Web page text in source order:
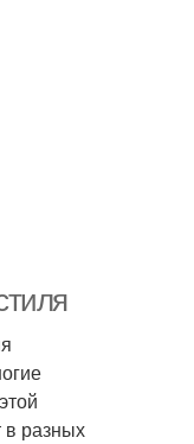
в разных